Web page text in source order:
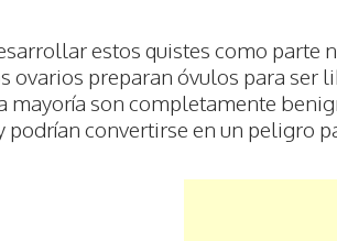
estos quistes como parte
ovarios preparan óvulos para ser
mayoría son completamente
podrían convertirse en un peligro